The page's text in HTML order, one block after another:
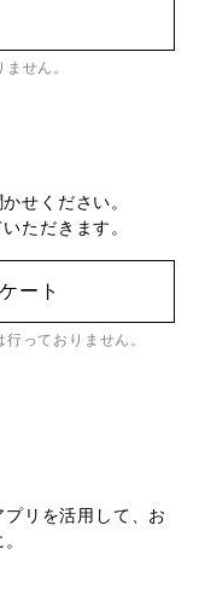
せん。
せください。
ただきます。
ート
っておりません。
リを活用して、お